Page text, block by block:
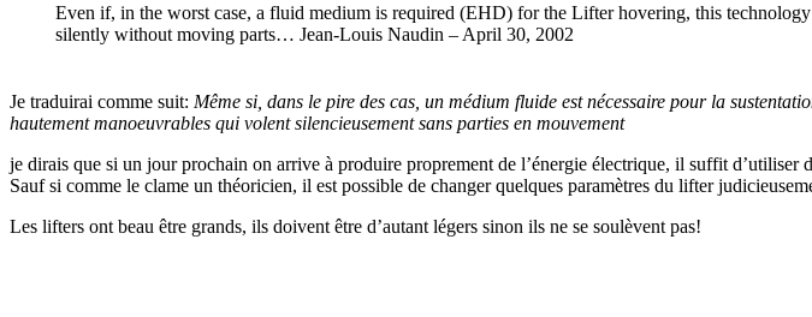
Even if, in the worst case, a fluid medium is required (EHD) for the Lifter hovering, this
silently without moving parts… Jean-Louis Naudin – April 30, 2002
Je traduirai comme suit: Même si, dans le pire des cas, un médium fluide est nécessaire pour la
hautement manoeuvrables qui volent silencieusement sans parties en mouvement
je dirais que si un jour prochain on arrive à produire proprement de l’énergie électrique, il suffit
Sauf si comme le clame un théoricien, il est possible de changer quelques paramètres du lifter
Les lifters ont beau être grands, ils doivent être d’autant légers sinon ils ne se soulèvent pas!